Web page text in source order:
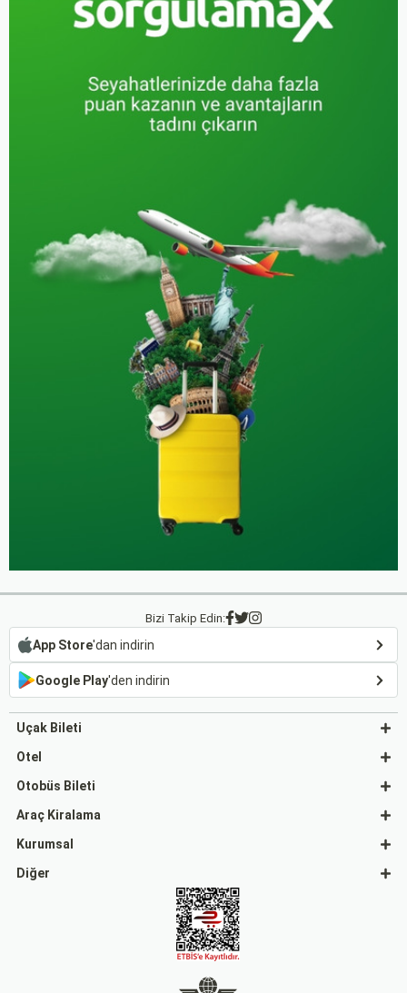
Bizi Takip Edin:
App Store'dan indirin
Google Play'den indirin
Uçak Bileti
Otel
Otobüs Bileti
Araç Kiralama
Kurumsal
Diğer